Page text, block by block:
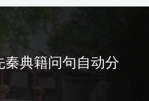
典籍问句自动分